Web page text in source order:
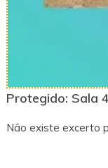
Protegido: Sala
Não existe excerto